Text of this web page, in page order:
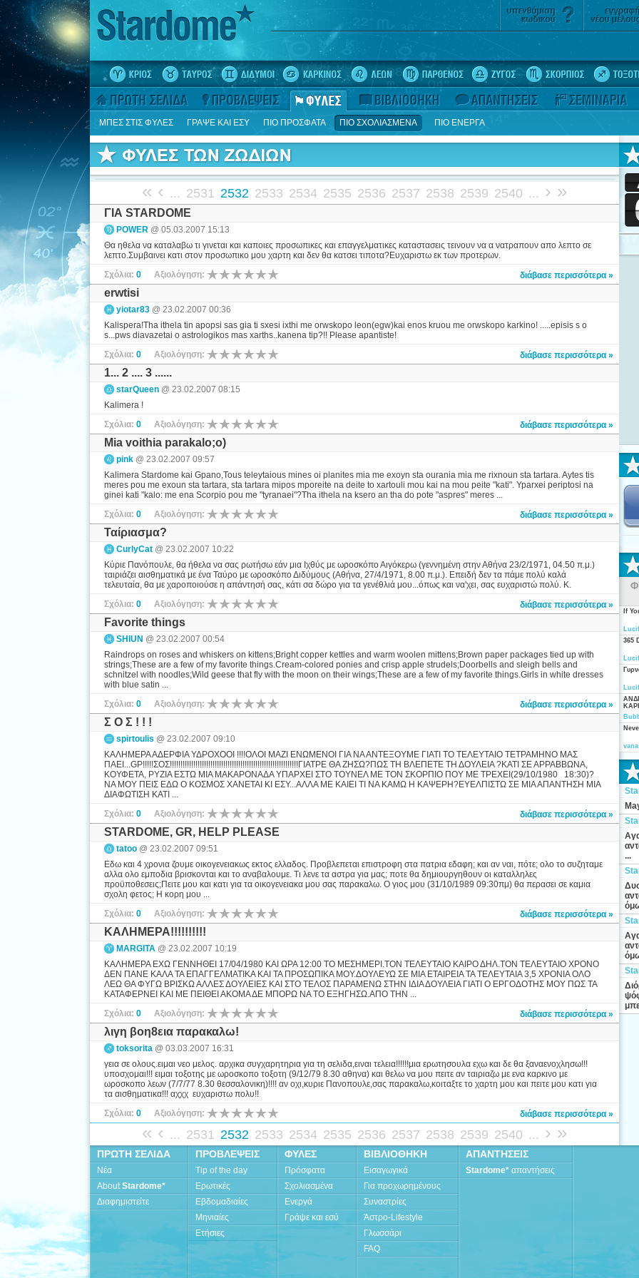
ΜΠΕΣ ΣΤΙΣ ΦΥΛΕΣ ΓΡΑΨΕ ΚΑΙ ΕΣΥ ΠΙΟ ΠΡΟΣΦΑΤΑ ΠΙΟ ΣΧΟΛΙΑΣΜΕΝΑ ΠΙΟ ΕΝΕΡΓΑ
« ‹ ... 2531 2532 2533 2534 2535 2536 2537 2538 2539 2540 ... › »
ΓΙΑ STARDOME
POWER @ 05.03.2007 15:13
Θα ηθελα να καταλαβω τι γινεται και καποιες προσωπικες και επαγγελματικες καταστασεις τεινουν να α νατραπουν απο λεπτο σε
λεπτο.Συμβαινει κατι στον προσωπικο μου χαρτη και δεν θα κατσει τιποτα?Ευχαριστω εκ των προτερων.
διάβασε περισσότερα »
Σχόλια: 0 Αξιολόγηση:
erwtisi
yiotar83 @ 23.02.2007 00:36
Kalispera!Tha ithela tin apopsi sas gia ti sxesi ixthi me orwskopo leon(egw)kai enos kruou me orwskopo karkino! .....episis s o
s...pws diavazetai o astrologikos mas xarths..kanena tip?!! Please apantiste!
διάβασε περισσότερα »
Σχόλια: 0 Αξιολόγηση:
1... 2 .... 3 ......
starQueen @ 23.02.2007 08:15
Kalimera !
διάβασε περισσότερα »
Σχόλια: 0 Αξιολόγηση:
Mia voithia parakalo;o)
pink @ 23.02.2007 09:57
Kalimera Stardome kai Gpano,Tous teleytaious mines oi planites mia me exoyn sta ourania mia me rixnoun sta tartara. Aytes tis
meres pou me exoun sta tartara, sta tartara mipos mporeite na deite to xartouli mou kai na mou peite "kati". Yparxei periptosi na
ginei kati "kalo: me ena Scorpio pou me "tyranaei"?Tha ithela na ksero an tha do pote "aspres" meres ...
διάβασε περισσότερα »
Σχόλια: 0 Αξιολόγηση:
Ταίριασμα?
CurlyCat @ 23.02.2007 10:22
Κύριε Πανόπουλε, θα ήθελα να σας ρωτήσω εάν μια Ιχθύς με ωροσκόπο Αιγόκερω (γεννημένη στην Αθήνα 23/2/1971, 04.50 π.μ.)
ταιριάζει αισθηματικά με ένα Ταύρο με ωροσκόπο Διδύμους (Αθήνα, 27/4/1971, 8.00 π.μ.). Επειδή δεν τα πάμε πολύ καλά
τελευταία, θα με χαροποιούσε η απάντησή σας, κάτι σα δώρο για τα γενέθλιά μου...όπως και να'χει, σας ευχαριστώ πολύ. Κ.
διάβασε περισσότερα »
Σχόλια: 0 Αξιολόγηση:
Favorite things
SHIUN @ 23.02.2007 00:54
Raindrops on roses and whiskers on kittens;Bright copper kettles and warm woolen mittens;Brown paper packages tied up with
strings;These are a few of my favorite things.Cream-colored ponies and crisp apple strudels;Doorbells and sleigh bells and
schnitzel with noodles;Wild geese that fly with the moon on their wings;These are a few of my favorite things.Girls in white dresses
with blue satin ...
διάβασε περισσότερα »
Σχόλια: 0 Αξιολόγηση:
Σ Ο Σ ! ! !
spirtoulis @ 23.02.2007 09:10
KΑΛΗΜΕΡΑ ΑΔΕΡΦΙΑ ΥΔΡΟΧΟΟΙ !!!!ΟΛΟΙ ΜΑΖΙ ΕΝΩΜΕΝΟΙ ΓΙΑ ΝΑ ΑΝΤΕΞΟΥΜΕ ΓΙΑΤΙ ΤΟ ΤΕΛΕΥΤΑΙΟ ΤΕΤΡΑΜΗΝΟ ΜΑΣ
ΠΑΕΙ...GP!!!!!ΣΟΣ!!!!!!!!!!!!!!!!!!!!!!!!!!!!!!!!!!!!!!!!!!!!!!!!!!!!!!!!!!!!ΓΙΑΤΡΕ ΘΑ ΖΗΣΩ?ΠΩΣ ΤΗ ΒΛΕΠΕΤΕ ΤΗ ΔΟΥΛΕΙΑ ?ΚΑΤΙ ΣΕ ΑΡΡΑΒΒΩΝΑ,
ΚΟΥΦΕΤΑ, ΡΥΖΙΑ ΕΣΤΩ ΜΙΑ ΜΑΚΑΡΟΝΑΔΑ ΥΠΑΡΧΕΙ ΣΤΟ ΤΟΥΝΕΛ ΜΕ ΤΟΝ ΣΚΟΡΠΙΟ ΠΟΥ ΜΕ ΤΡΕΧΕΙ(29/10/1980 18:30)?
ΝΑ ΜΟΥ ΠΕΙΣ ΕΔΩ Ο ΚΟΣΜΟΣ ΧΑΝΕΤΑΙ ΚΙ ΕΣΥ...ΑΛΛΑ ΜΕ ΚΑΙΕΙ ΤΙ ΝΑ ΚΑΜΩ Η ΚΑΨΕΡΗ?ΕΥΕΛΠΙΣΤΩ ΣΕ ΜΙΑ ΑΠΑΝΤΗΣΗ ΜΙΑ
ΔΙΑΦΩΤΙΣΗ ΚΑΤΙ ...
διάβασε περισσότερα »
Σχόλια: 0 Αξιολόγηση:
STARDOME, GR, HELP PLEASE
tatoo @ 23.02.2007 09:51
Εδω και 4 χρονια ζουμε οικογενειακως εκτος ελλαδος. Προβλεπεται επιστροφη στα πατρια εδαφη; και αν ναι, πότε; ολο το συζηταμε
αλλα ολο εμποδια βρισκονται και το αναβαλουμε. Τι λενε τα αστρα για μας; ποτε θα δημιουργηθουν οι καταλληλες
προϋποθεσεις;Πειτε μου και κατι για τα οικογενειακα μου σας παρακαλω. Ο γιος μου (31/10/1989 09:30πμ) θα περασει σε καμια
σχολη φετος; Η κορη μου ...
διάβασε περισσότερα »
Σχόλια: 0 Αξιολόγηση:
ΚΑΛΗΜΕΡΑ!!!!!!!!!!
MARGITA @ 23.02.2007 10:19
ΚΑΛΗΜΕΡΑ ΕΧΩ ΓΕΝΝΗΘΕΙ 17/04/1980 ΚΑΙ ΩΡΑ 12:00 ΤΟ ΜΕΣΗΜΕΡΙ.ΤΟΝ ΤΕΛΕΥΤΑΙΟ ΚΑΙΡΟ ΔΗΛ.ΤΟΝ ΤΕΛΕΥΤΑΙΟ ΧΡΟΝΟ
ΔΕΝ ΠΑΝΕ ΚΑΛΑ ΤΑ ΕΠΑΓΓΕΛΜΑΤΙΚΑ ΚΑΙ ΤΑ ΠΡΟΣΩΠΙΚΑ ΜΟΥ.ΔΟΥΛΕΥΩ ΣΕ ΜΙΑ ΕΤΑΙΡΕΙΑ ΤΑ ΤΕΛΕΥΤΑΙΑ 3,5 ΧΡΟΝΙΑ ΟΛΟ
ΛΕΩ ΘΑ ΦΥΓΩ ΒΡΙΣΚΩ ΑΛΛΕΣ ΔΟΥΛΕΙΕΣ ΚΑΙ ΣΤΟ ΤΕΛΟΣ ΠΑΡΑΜΕΝΩ ΣΤΗΝ ΙΔΙΑ ΔΟΥΛΕΙΑ ΓΙΑΤΙ Ο ΕΡΓΟΔΟΤΗΣ ΜΟΥ ΠΩΣ ΤΑ
ΚΑΤΑΦΕΡΝΕΙ ΚΑΙ ΜΕ ΠΕΙΘΕΙ ΑΚΟΜΑ ΔΕ ΜΠΟΡΩ ΝΑ ΤΟ ΕΞΗΓΗΣΩ.ΑΠΟ ΤΗΝ ...
διάβασε περισσότερα »
Σχόλια: 0 Αξιολόγηση:
λιγη βοη8εια παρακαλω!
toksorita @ 03.03.2007 16:31
γεια σε ολους.ειμαι νεο μελος. αρχικα συγχαρητηρια για τη σελιδα,ειναι τελεια!!!!!!μια ερωτησουλα εχω και δε θα ξαναενοχλησω!!!
υποσχομαι!!! ειμαι τοξοτης με ωροσκοπο τοξοτη (9/12/79 8.30 αθηνα) και θελω να μου πειτε αν ταιριαζω με ενα καρκινο με
ωροσκοπο λεων (7/7/77 8.30 θεσσαλονικη)!!!! αν οχι,κυριε Πανοπουλε,σας παρακαλω,κοιταξτε το χαρτη μου και πειτε μου κατι για
τα αισθηματικα!!! αχχχ ευχαριστω πολυ!!
διάβασε περισσότερα »
Σχόλια: 0 Αξιολόγηση:
« ‹ ... 2531 2532 2533 2534 2535 2536 2537 2538 2539 2540 ... › »
If
365
...
ΠΡΩΤΗ ΣΕΛΙΔΑ
Νέα
AboutStardome*
Διαφημιστείτε
ΠΡΟΒΛΕΨΕΙΣ
Tip of the day
Ερωτικές
Εβδομαδιαίες
Μηνιαίες
Ετήσιες
ΦΥΛΕΣ
Πρόσφατα
Σχολιασμένα
Ενεργά
Γράψε και εσύ
ΒΙΒΛΙΟΘΗΚΗ
Εισαγωγικά
Για προχωρημένους
Συναστρίες
Άστρο-Lifestyle
Γλωσσάρι
FAQ
ΑΠΑΝΤΗΣΕΙΣ
Stardome* απαντήσεις